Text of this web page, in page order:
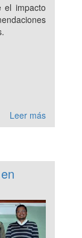
el impacto
Leer más